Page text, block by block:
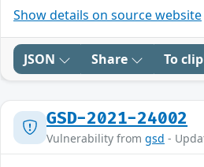
Show details on source website
JSON Share To
GSD-2021-24002
Vulnerability from gsd -